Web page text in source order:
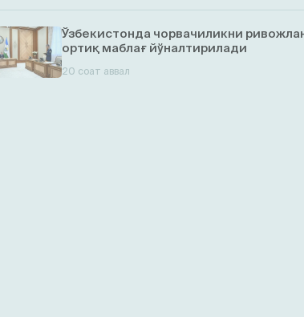
Ўзбекистонда чорвачиликни
ортиқ маблағ йўналтирилади
20 соат аввал